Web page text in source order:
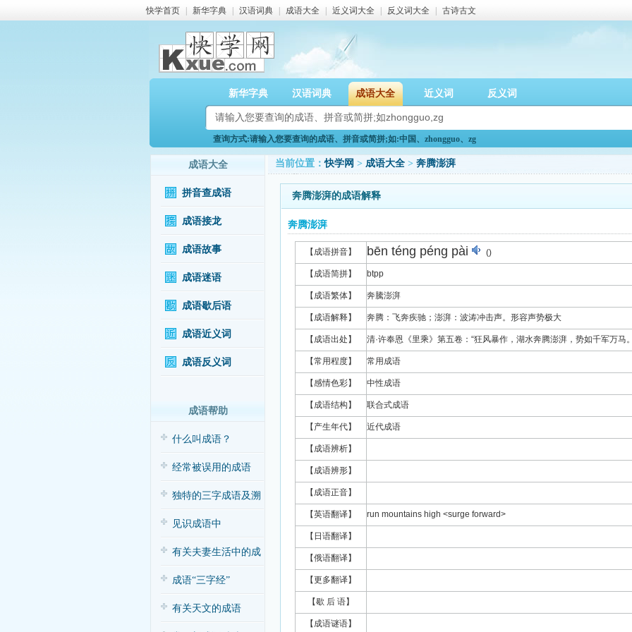
快学首页 新华字典 汉语词典 成语大全 近义词大全 反义词大全 古诗古文
新华字典 汉语词典 成语大全 近义词 反义词
查询方式:请输入您要查询的成语、拼音或简拼;如:中国、zhongguo、zg
成语大全
拼音查成语
成语接龙
成语故事
成语迷语
成语歇后语
成语近义词
成语反义词
成语帮助
什么叫成语？
经常被误用的成语
独特的三字成语及溯
源
见识成语中
的“三”与“五”
有关夫妻生活中的成
语应用（搞笑
成语“三字经”
有关天文的成语
当前位置：快学网 > 成语大全 > 奔腾澎湃
奔腾澎湃的成语解释
奔腾澎湃
【成语拼音】 bēn téng péng pài ()
【成语简拼】 btpp
【成语繁体】 奔騰澎湃
【成语解释】 奔腾：飞奔疾驰；澎湃：波涛冲击声。形容声势极大
【成语出处】 清·许奉恩《里乘》第五卷：“狂风暴作，湖水奔腾澎湃，势如千军万马
【常用程度】 常用成语
【感情色彩】 中性成语
【成语结构】 联合式成语
【产生年代】 近代成语
【成语辨析】
【成语辨形】
【成语正音】
【英语翻译】 run mountains high <surge forward>
【日语翻译】
【俄语翻译】
【更多翻译】
【歇 后 语】
【成语谜语】